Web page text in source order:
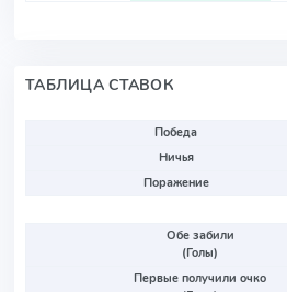
ТАБЛИЦА СТАВОК
Победа
Ничья
Поражение
Обе забили
(Голы)
Первые получили очко